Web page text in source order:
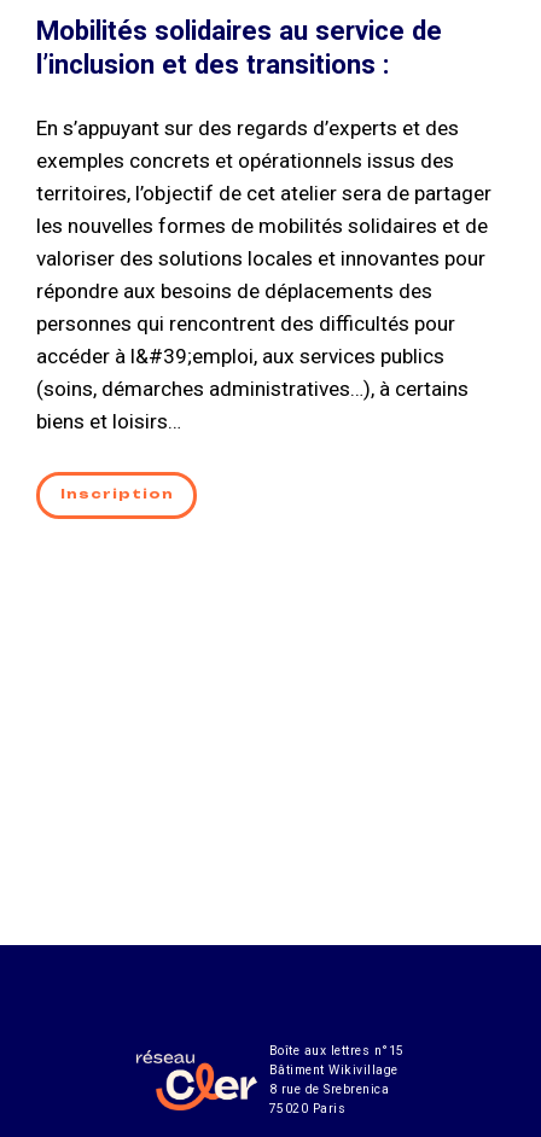
Mobilités solidaires au service de
l’inclusion et des transitions :
En s’appuyant sur des regards d’experts et des
exemples concrets et opérationnels issus des
territoires, l’objectif de cet atelier sera de partager
les nouvelles formes de mobilités solidaires et de
valoriser des solutions locales et innovantes pour
répondre aux besoins de déplacements des
personnes qui rencontrent des difficultés pour
accéder à l&#39;emploi, aux services publics
(soins, démarches administratives…), à certains
biens et loisirs…
Inscription
Boîte aux lettres n°15
Bâtiment Wikivillage
8 rue de Srebrenica
75020 Paris